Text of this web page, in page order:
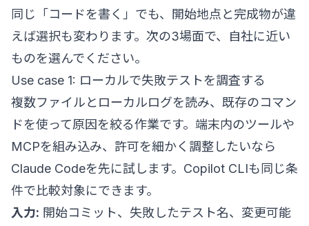
同じ「コードを書く」でも、開始地点と完成物が違
えば選択も変わります。次の3場面で、自社に近い
ものを選んでください。
Use case 1: ローカルで失敗テストを調査する
複数ファイルとローカルログを読み、既存のコマン
ドを使って原因を絞る作業です。端末内のツールや
MCPを組み込み、許可を細かく調整したいなら
Claude Codeを先に試します。Copilot CLIも同じ条
件で比較対象にできます。
入力: 開始コミット、失敗したテスト名、変更可能